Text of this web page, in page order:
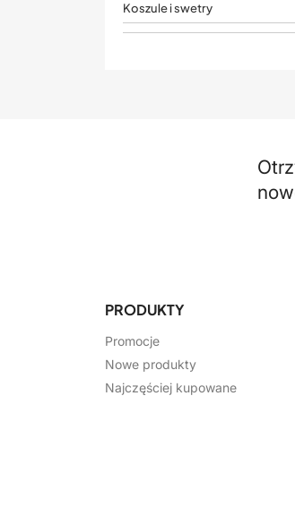
Koszule i swetry
PRODUKTY
Promocje
Nowe produkty
Najczęściej kupowane